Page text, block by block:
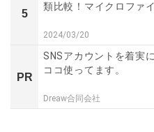
5
類比較！マイクロファ
2024/03/20
PR
SNSアカウントを着実
ココ使ってます。
Dreaw合同会社